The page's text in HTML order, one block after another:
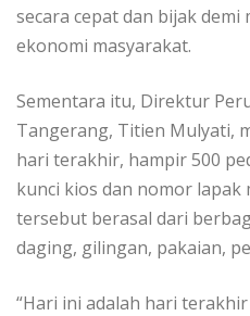
secara cepat dan bijak
ekonomi masyarakat.
Sementara itu, Direktur
Tangerang, Titien Mulyati,
hari terakhir, hampir 500
kunci kios dan nomor lapak
tersebut berasal dari
daging, gilingan, pakaian,
“Hari ini adalah hari